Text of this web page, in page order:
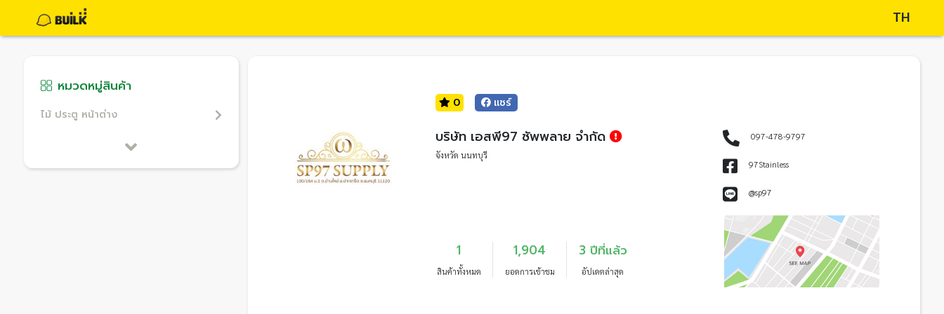
TH
หมวดหมู่สินค้า
ไม้ ประตู หน้าต่าง
0 แชร์
บริษัท เอสพี97 ซัพพลาย จำกัด
จังหวัด นนทบุรี
1
สินค้าทั้งหมด
1,904
ยอดการเข้าชม
3 ปีที่แล้ว
อัปเดตล่าสุด
097-478-9797
97Stainless
@sp97